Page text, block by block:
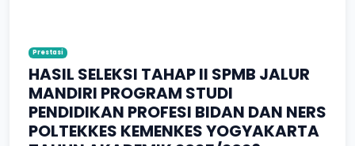
Prestasi
HASIL SELEKSI TAHAP II SPMB JALUR
MANDIRI PROGRAM STUDI
PENDIDIKAN PROFESI BIDAN DAN NERS
POLTEKKES KEMENKES YOGYAKARTA